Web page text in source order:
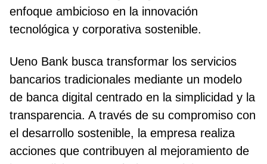
enfoque ambicioso en la innovación
tecnológica y corporativa sostenible.
Ueno Bank busca transformar los servicios
bancarios tradicionales mediante un modelo
de banca digital centrado en la simplicidad y la
transparencia. A través de su compromiso con
el desarrollo sostenible, la empresa realiza
acciones que contribuyen al mejoramiento de